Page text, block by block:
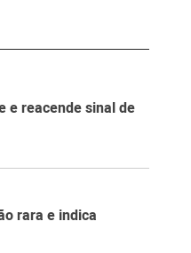
e reacende sinal de
rara e indica